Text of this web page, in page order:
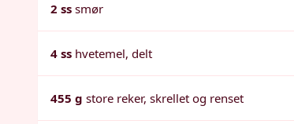
2 ss smør
4 ss hvetemel, delt
455 g store reker, skrellet og renset